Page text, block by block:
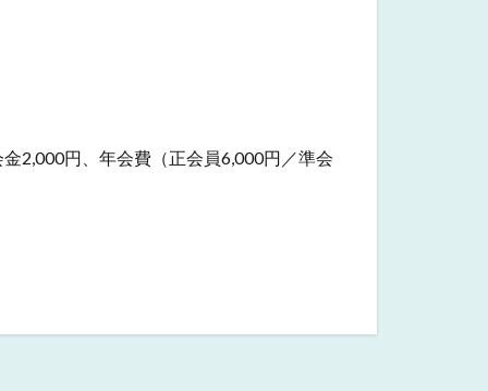
2,000円、年会費（正会員6,000円／準会